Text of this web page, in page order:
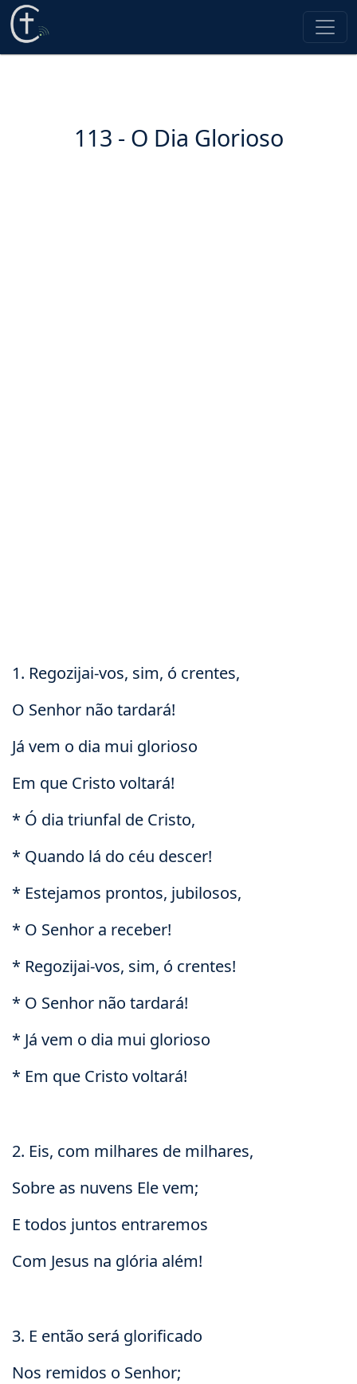
113 - O Dia Glorioso
1. Regozijai-vos, sim, ó crentes,
O Senhor não tardará!
Já vem o dia mui glorioso
Em que Cristo voltará!
* Ó dia triunfal de Cristo,
* Quando lá do céu descer!
* Estejamos prontos, jubilosos,
* O Senhor a receber!
* Regozijai-vos, sim, ó crentes!
* O Senhor não tardará!
* Já vem o dia mui glorioso
* Em que Cristo voltará!
2. Eis, com milhares de milhares,
Sobre as nuvens Ele vem;
E todos juntos entraremos
Com Jesus na glória além!
3. E então será glorificado
Nos remidos o Senhor;